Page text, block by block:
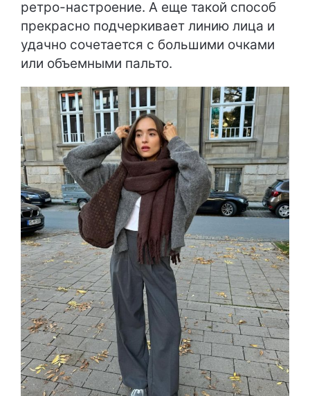
ретро-настроение. А еще такой способ
прекрасно подчеркивает линию лица и
удачно сочетается с большими очками
или объемными пальто.